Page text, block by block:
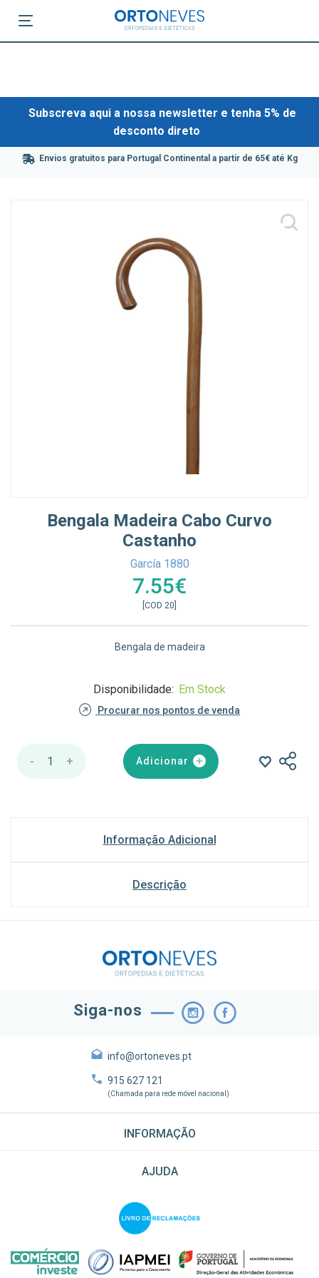
Subscreva aqui a nossa newsletter e tenha 5% de
desconto direto
Envios gratuitos para Portugal Continental a partir de 65€ até Kg
Bengala Madeira Cabo Curvo
Castanho
García 1880
7.55€
[COD 20]
Bengala de madeira
Disponibilidade: Em Stock
Procurar nos pontos de venda
- 1 + Adicionar
Informação Adicional
Descrição
Siga-nos
info@ortoneves.pt
915 627 121
(Chamada para rede móvel nacional)
INFORMAÇÃO
AJUDA